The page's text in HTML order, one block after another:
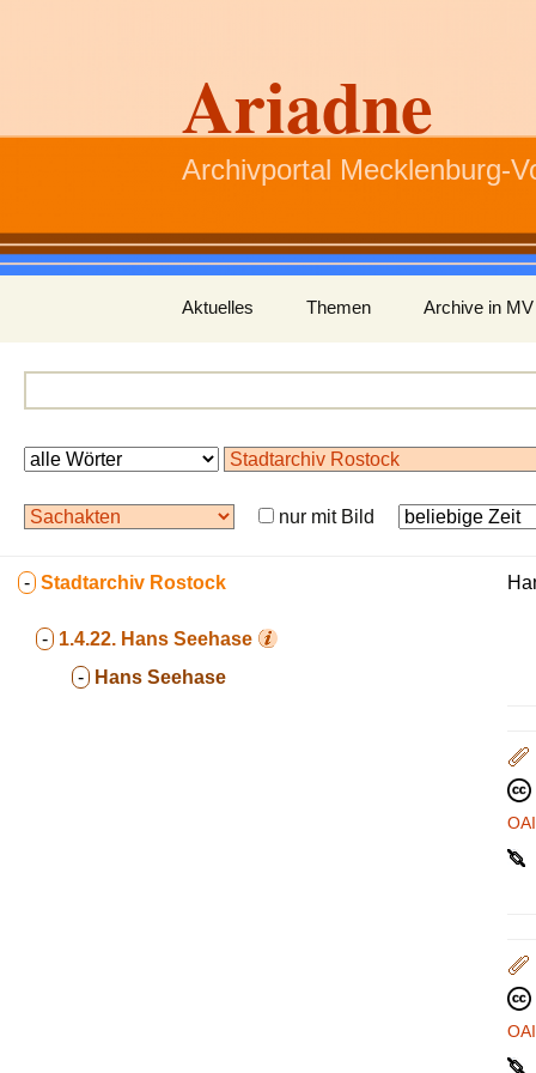
Ariadne
Archivportal Mecklenburg-
Inhalt
springen
Aktuelles Themen Archive in MV
nur mit Bild
- Stadtarchiv Rostock
- 1.4.22. Hans Seehase
- Hans Seehase